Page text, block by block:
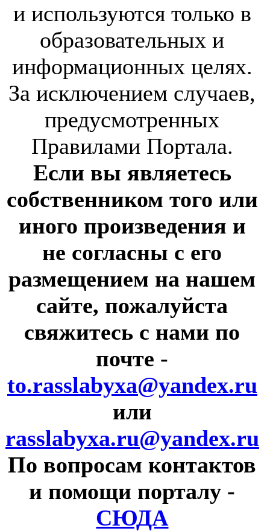
и используются только в
образовательных и
информационных целях.
За исключением случаев,
предусмотренных
Правилами Портала.
Если вы являетесь
собственником того или
иного произведения и
не согласны с его
размещением на нашем
сайте, пожалуйста
свяжитесь с нами по
почте -
to.rasslabyxa@yandex.ru
или
rasslabyxa.ru@yandex.ru
По вопросам контактов
и помощи порталу -
СЮДА